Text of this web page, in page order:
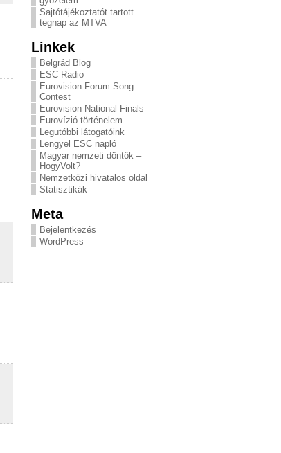
Sajtótájékoztatót tartott
tegnap az MTVA
Linkek
Belgrád Blog
ESC Radio
Eurovision Forum Song
Contest
Eurovision National Finals
Eurovízió történelem
Legutóbbi látogatóink
Lengyel ESC napló
Magyar nemzeti döntők –
HogyVolt?
Nemzetközi hivatalos oldal
Statisztikák
Meta
Bejelentkezés
WordPress